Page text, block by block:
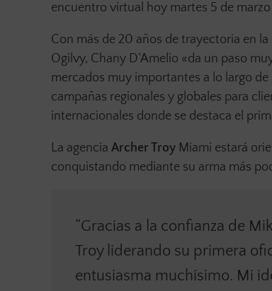
encuentro virtual hoy martes 5 de
Con más de 20 años de trayectoria en
Ogilvy, Chany D’Amelio «da un paso
mercados muy importantes a lo largo
campañas regionales y globales para
internacionales donde se destaca el
La agencia Archer Troy Miami estará
conquistando mediante su arma más
“Gracias a la confianza de
Troy liderando su primera
entusiasma muchísimo. Mi